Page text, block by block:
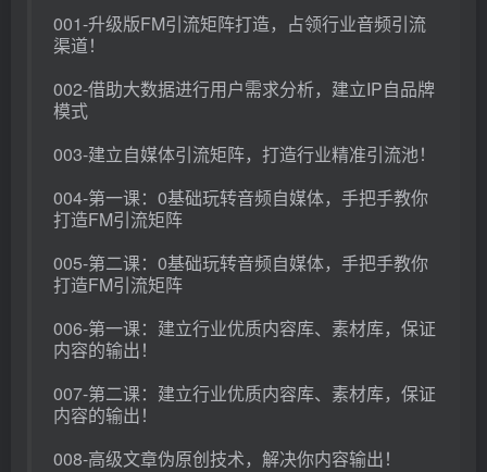
001-升级版FM引流矩阵打造，占领行业音频引流
渠道！
002-借助大数据进行用户需求分析，建立IP自品牌
模式
003-建立自媒体引流矩阵，打造行业精准引流池！
004-第一课：0基础玩转音频自媒体，手把手教你
打造FM引流矩阵
005-第二课：0基础玩转音频自媒体，手把手教你
打造FM引流矩阵
006-第一课：建立行业优质内容库、素材库，保证
内容的输出！
007-第二课：建立行业优质内容库、素材库，保证
内容的输出！
008-高级文章伪原创技术，解决你内容输出！